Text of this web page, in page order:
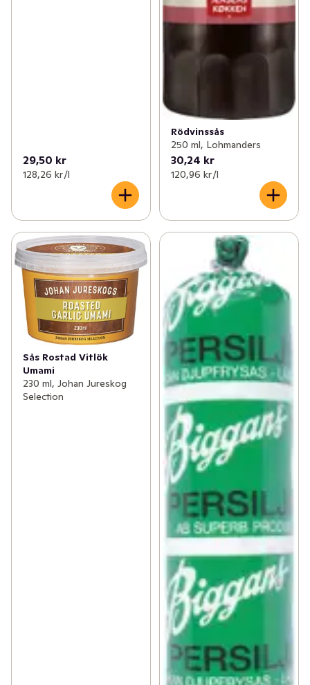
29,50 kr
128,26 kr /l
Rödvinssås
250 ml, Lohmanders
30,24 kr
120,96 kr /l
Sås Rostad Vitlök
Umami
230 ml, Johan Jureskog
Selection